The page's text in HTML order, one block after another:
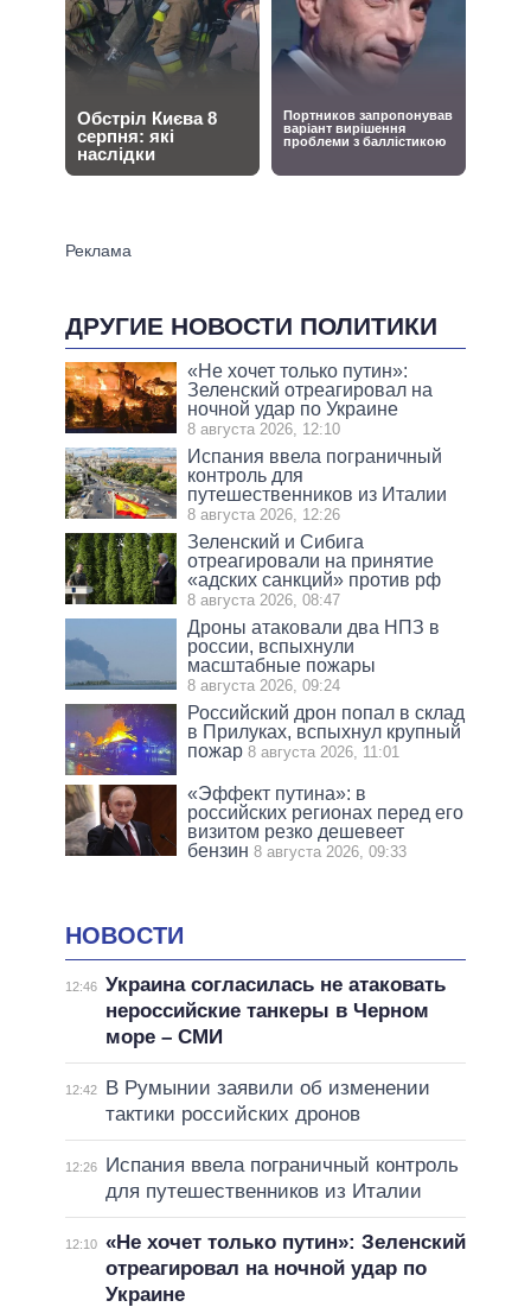
ДРУГИЕ НОВОСТИ ПОЛИТИКИ
«Не хочет только путин»:
Зеленский отреагировал на
ночной удар по Украине
8 августа 2026, 12:10
Испания ввела пограничный
контроль для
путешественников из Италии
8 августа 2026, 12:26
Зеленский и Сибига
отреагировали на принятие
«адских санкций» против рф
8 августа 2026, 08:47
Дроны атаковали два НПЗ в
россии, вспыхнули
масштабные пожары
8 августа 2026, 09:24
Российский дрон попал в склад
в Прилуках, вспыхнул крупный
пожар 8 августа 2026, 11:01
«Эффект путина»: в
российских регионах перед его
визитом резко дешевеет
бензин 8 августа 2026, 09:33
НОВОСТИ
12:46 Украина согласилась не атаковать
нероссийские танкеры в Черном
море – СМИ
12:42
В Румынии заявили об изменении
тактики российских дронов
12:26
Испания ввела пограничный контроль
для путешественников из Италии
12:10 «Не хочет только путин»: Зеленский
отреагировал на ночной удар по
Украине